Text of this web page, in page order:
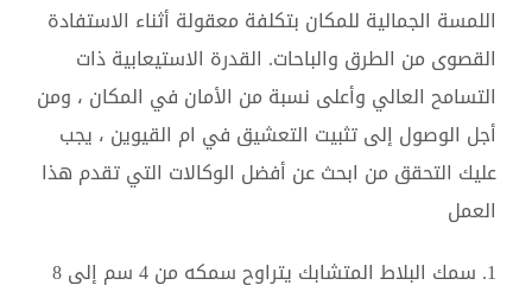
اللمسة الجمالية للمكان بتكلفة معقولة أثناء الاستفادة
القصوى من الطرق والباحات. القدرة الاستيعابية ذات
التسامح العالي وأعلى نسبة من الأمان في المكان ، ومن
أجل الوصول إلى تثبيت التعشيق في ام القيوين ، يجب
عليك التحقق من ابحث عن أفضل الوكالات التي تقدم هذا
العمل
1. سمك البلاط المتشابك يتراوح سمكه من 4 سم إلى 8